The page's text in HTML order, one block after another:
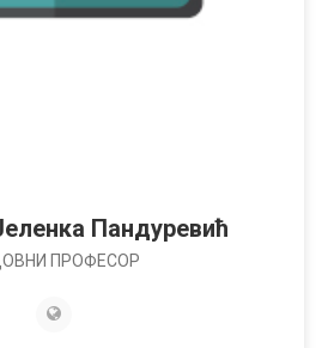
Пандуревић
ПРОФЕСОР